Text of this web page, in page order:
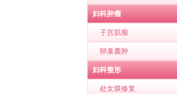
妇科肿瘤
子宫肌瘤
卵巢囊肿
妇科整形
处女膜修复